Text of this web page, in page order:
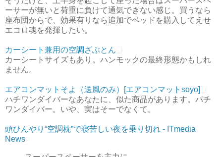
ーサーが無いと荷重に負けて通気できない感じ。買うなら
座布団からで、効果有りなら追加でベッドを購入してえせ
エコロ魂を発揮したい。
カーシート兼用の空調ざぶとん
カーシートサイズもあり。ハンモックの最終形態かもしれ
ません。
エアコンマットそよ（送風のみ）[エアコンマットsoyo]
ハチワンダイバーなあなたに、似た商品があります。パチ
ワンダイバー。いや、実はそーでなくて。
頭ひんやり“空調枕”で寝苦しい夜を乗り切れ - ITmedia
News